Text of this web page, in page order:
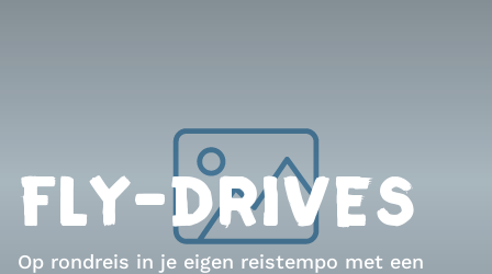
FLY-DRIVES
Op rondreis in je eigen reistempo met een